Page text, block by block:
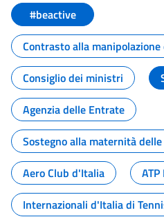
#beactive
Contrasto alla
Consiglio dei ministri
Agenzia delle Entrate
Sostegno alla maternità
Aero Club d'Italia
Internazionali d'Italia di